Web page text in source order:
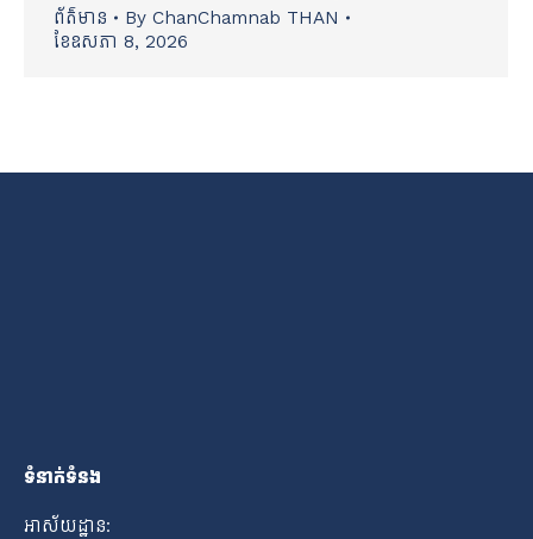
ព័ត៌មាន By ChanChamnab THAN
ខែ​ឧសភា 8, 2026
ទំនាក់ទំនង
អាស័យដ្ឋាន: